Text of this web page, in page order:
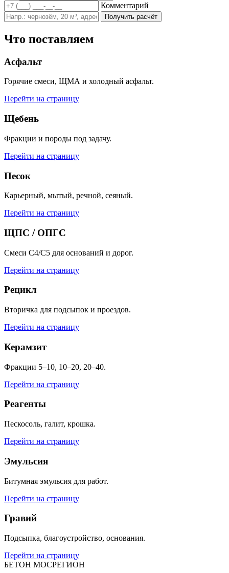
Комментарий
Получить расчёт
Что поставляем
Асфальт
Горячие смеси, ЩМА и холодный асфальт.
Перейти на страницу
Щебень
Фракции и породы под задачу.
Перейти на страницу
Песок
Карьерный, мытый, речной, сеяный.
Перейти на страницу
ЩПС / ОПГС
Смеси С4/С5 для оснований и дорог.
Перейти на страницу
Рецикл
Вторичка для подсыпок и проездов.
Перейти на страницу
Керамзит
Фракции 5–10, 10–20, 20–40.
Перейти на страницу
Реагенты
Пескосоль, галит, крошка.
Перейти на страницу
Эмульсия
Битумная эмульсия для работ.
Перейти на страницу
Гравий
Подсыпка, благоустройство, основания.
Перейти на страницу
БЕТОН МОСРЕГИОН